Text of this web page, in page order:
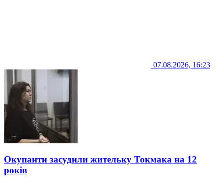
07.08.2026, 16:23
Окупанти засудили жительку Токмака на 12
років